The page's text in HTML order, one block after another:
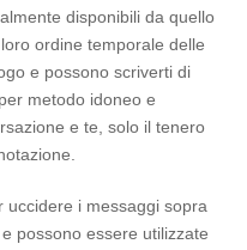
disponibili da quello
ordine temporale delle
e possono scriverti di
metodo idoneo e
e te, solo il tenero
i messaggi sopra
possono essere utilizzate